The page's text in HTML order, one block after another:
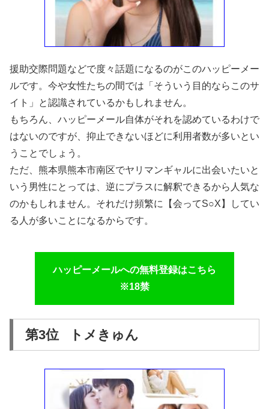
援助交際問題などで度々話題になるのがこのハッピーメー
ルです。今や女性たちの間では「そういう目的ならこのサ
イト」と認識されているかもしれません。
もちろん、ハッピーメール自体がそれを認めているわけで
はないのですが、抑止できないほどに利用者数が多いとい
うことでしょう。
ただ、熊本県熊本市南区でヤリマンギャルに出会いたいと
いう男性にとっては、逆にプラスに解釈できるから人気な
のかもしれません。それだけ頻繁に【会ってS○X】してい
る人が多いことになるからです。
ハッピーメールへの無料登録はこちら
※18禁
第3位 トメきゅん